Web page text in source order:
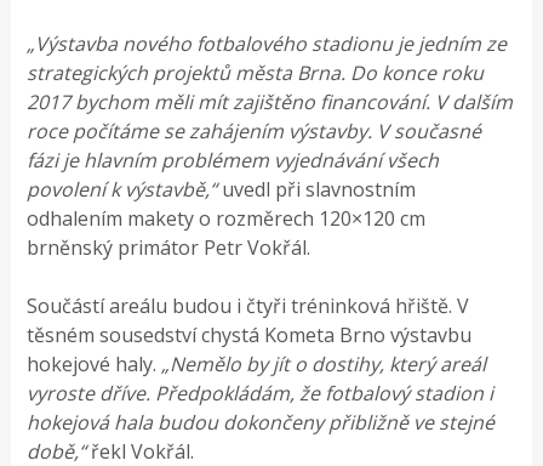
„Výstavba nového fotbalového stadionu je jedním ze
strategických projektů města Brna. Do konce roku
2017 bychom měli mít zajištěno financování. V dalším
roce počítáme se zahájením výstavby. V současné
fázi je hlavním problémem vyjednávání všech
povolení k výstavbě,“uvedl při slavnostním
odhalením makety o rozměrech 120×120 cm
brněnský primátor Petr Vokřál.
Součástí areálu budou i čtyři tréninková hřiště. V
těsném sousedství chystá Kometa Brno výstavbu
hokejové haly. „Nemělo by jít o dostihy, který areál
vyroste dříve. Předpokládám, že fotbalový stadion i
hokejová hala budou dokončeny přibližně ve stejné
době,“řekl Vokřál.